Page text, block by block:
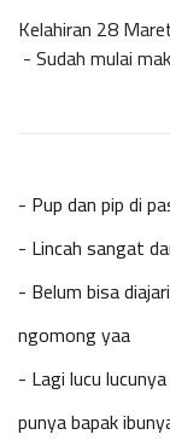
Kelahiran 28
- Sudah mulai
- Pup dan pip di
- Lincah sangat
- Belum bisa
ngomong yaa
- Lagi lucu
punya bapak